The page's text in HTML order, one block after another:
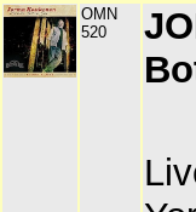
OMN
520